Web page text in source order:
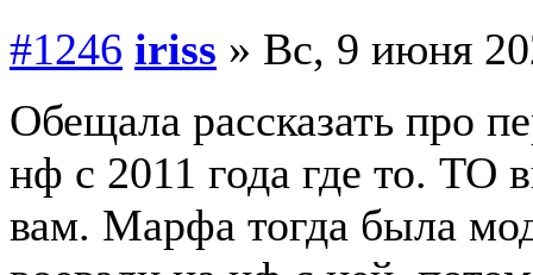
#1246 iriss » Вс, 9 июня
Обещала рассказать про
нф с 2011 года где то. ТО
вам. Марфа тогда была